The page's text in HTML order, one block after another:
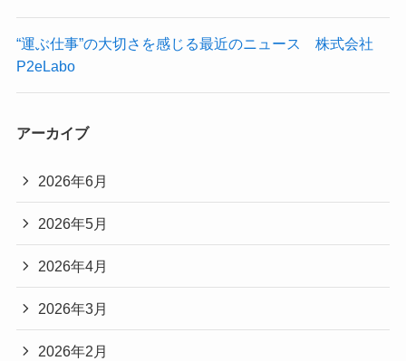
“運ぶ仕事”の大切さを感じる最近のニュース 株式会社
P2eLabo
アーカイブ
2026年6月
2026年5月
2026年4月
2026年3月
2026年2月